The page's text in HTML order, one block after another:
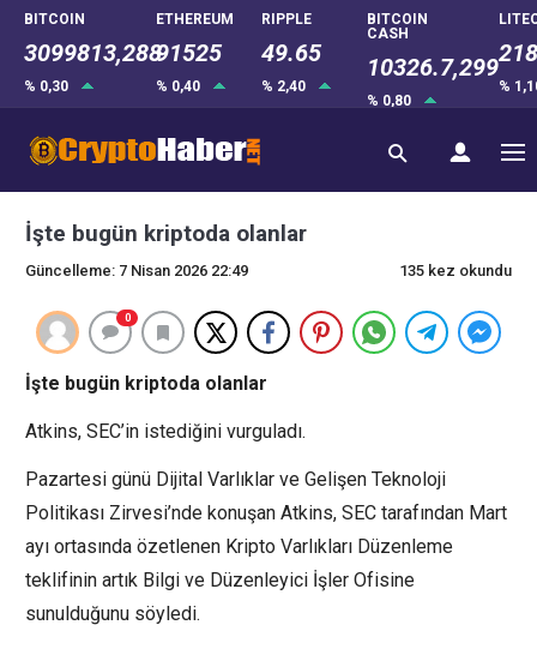
BITCOIN
3099813,288
% 0,30
ETHEREUM
91525
% 0,40
RIPPLE
49.65
% 2,40
BITCOIN
CASH
10326.7,299
% 0,80
%
İşte bugün kriptoda olanlar
Güncelleme: 7 Nisan 2026 22:49 135 kez okundu
0
İşte bugün kriptoda olanlar
Atkins, SEC’in istediğini vurguladı.
Pazartesi günü Dijital Varlıklar ve Gelişen Teknoloji
Politikası Zirvesi’nde konuşan Atkins, SEC tarafından Mart
ayı ortasında özetlenen Kripto Varlıkları Düzenleme
teklifinin artık Bilgi ve Düzenleyici İşler Ofisine
sunulduğunu söyledi.